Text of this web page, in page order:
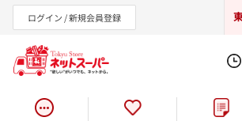
ログイン / 新規会員登録